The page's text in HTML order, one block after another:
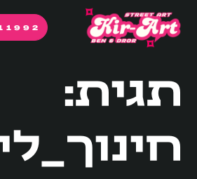
לתוכן
תגית: